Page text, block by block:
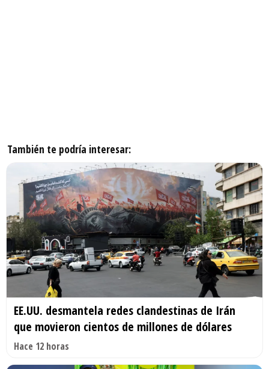
También te podría interesar:
EE.UU. desmantela redes clandestinas de Irán
que movieron cientos de millones de dólares
Hace 12 horas